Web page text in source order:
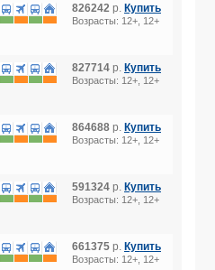
826242 р. Купить
Возрасты: 12+, 12+
827714 р. Купить
Возрасты: 12+, 12+
864688 р. Купить
Возрасты: 12+, 12+
591324 р. Купить
Возрасты: 12+, 12+
661375 р. Купить
Возрасты: 12+, 12+